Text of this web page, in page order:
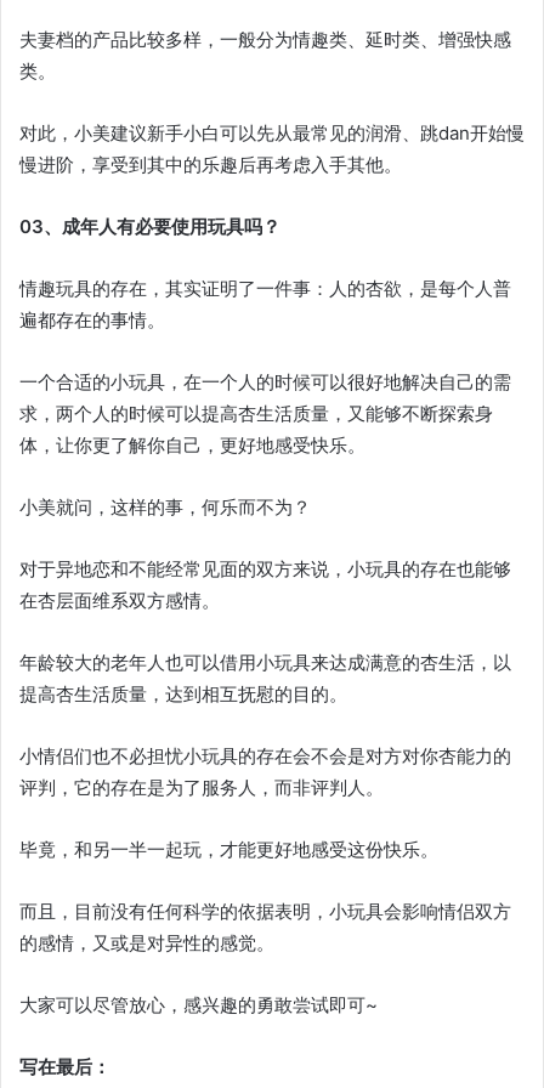
夫妻档的产品比较多样，一般分为情趣类、延时类、增强快感
类。
对此，小美建议新手小白可以先从最常见的润滑、跳dan开始慢
慢进阶，享受到其中的乐趣后再考虑入手其他。
03、成年人有必要使用玩具吗？
情趣玩具的存在，其实证明了一件事：人的杏欲，是每个人普
遍都存在的事情。
一个合适的小玩具，在一个人的时候可以很好地解决自己的需
求，两个人的时候可以提高杏生活质量，又能够不断探索身
体，让你更了解你自己，更好地感受快乐。
小美就问，这样的事，何乐而不为？
对于异地恋和不能经常见面的双方来说，小玩具的存在也能够
在杏层面维系双方感情。
年龄较大的老年人也可以借用小玩具来达成满意的杏生活，以
提高杏生活质量，达到相互抚慰的目的。
小情侣们也不必担忧小玩具的存在会不会是对方对你杏能力的
评判，它的存在是为了服务人，而非评判人。
毕竟，和另一半一起玩，才能更好地感受这份快乐。
而且，目前没有任何科学的依据表明，小玩具会影响情侣双方
的感情，又或是对异性的感觉。
大家可以尽管放心，感兴趣的勇敢尝试即可~
写在最后：